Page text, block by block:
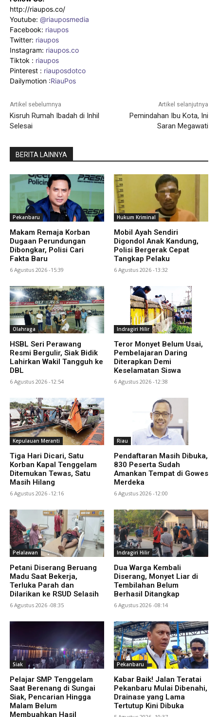
http://riaupos.co/
Youtube: @riauposmedia
Facebook: riaupos
Twitter: riaupos
Instagram: riaupos.co
Tiktok : riaupos
Pinterest : riauposdotco
Dailymotion :RiauPos
Artikel sebelumnya
Kisruh Rumah Ibadah di Inhil
Selesai
Artikel selanjutnya
Pemindahan Ibu Kota, Ini
Saran Megawati
BERITA LAINNYA
Pekanbaru
Makam Remaja Korban
Dugaan Perundungan
Dibongkar, Polisi Cari
Fakta Baru
6 Agustus 2026 -15:39
Hukum Kriminal
Mobil Ayah Sendiri
Digondol Anak Kandung,
Polisi Bergerak Cepat
Tangkap Pelaku
6 Agustus 2026 -13:32
Olahraga
HSBL Seri Perawang
Resmi Bergulir, Siak Bidik
Lahirkan Wakil Tangguh ke
DBL
6 Agustus 2026 -12:54
Indragiri Hilir
Teror Monyet Belum Usai,
Pembelajaran Daring
Diterapkan Demi
Keselamatan Siswa
6 Agustus 2026 -12:38
Kepulauan Meranti
Tiga Hari Dicari, Satu
Korban Kapal Tenggelam
Ditemukan Tewas, Satu
Masih Hilang
6 Agustus 2026 -12:16
Riau
Pendaftaran Masih Dibuka,
830 Peserta Sudah
Amankan Tempat di Gowes
Merdeka
6 Agustus 2026 -12:00
Pelalawan
Petani Diserang Beruang
Madu Saat Bekerja,
Terluka Parah dan
Dilarikan ke RSUD Selasih
6 Agustus 2026 -08:35
Indragiri Hilir
Dua Warga Kembali
Diserang, Monyet Liar di
Tembilahan Belum
Berhasil Ditangkap
6 Agustus 2026 -08:14
Siak
Pelajar SMP Tenggelam
Saat Berenang di Sungai
Siak, Pencarian Hingga
Malam Belum
Membuahkan Hasil
Pekanbaru
Kabar Baik! Jalan Teratai
Pekanbaru Mulai Dibenahi,
Drainase yang Lama
Tertutup Kini Dibuka